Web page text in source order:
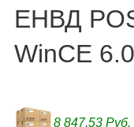
ЕНВД
WinCE
8 847,53 Руб.